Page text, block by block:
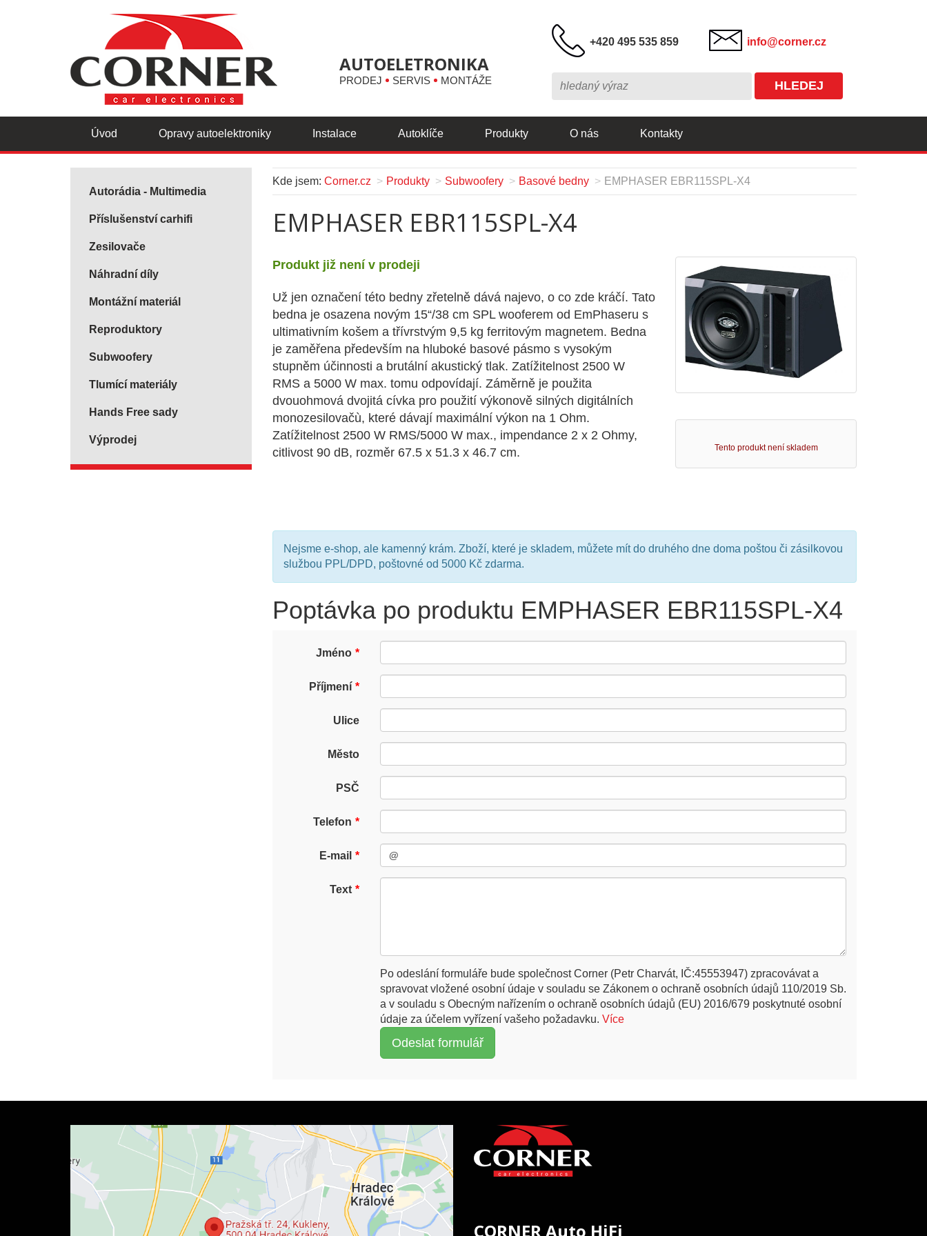
AUTOELETRONIKA
PRODEJ SERVIS MONTÁŽE
+420 495 535 859 info@corner.cz
HLEDEJ
Úvod Opravy autoelektroniky Instalace Autoklíče Produkty O nás Kontakty
Kde jsem: Corner.cz Produkty Subwoofery Basové bedny EMPHASER EBR115SPL-X4
EMPHASER EBR115SPL-X4
Produkt již není v prodeji
Už jen označení této bedny zřetelně dává najevo, o co zde kráčí. Tato
bedna je osazena novým 15“/38 cm SPL wooferem od EmPhaseru s
ultimativním košem a třívrstvým 9,5 kg ferritovým magnetem. Bedna
je zaměřena především na hluboké basové pásmo s vysokým
stupněm účinnosti a brutální akustický tlak. Zatížitelnost 2500 W
RMS a 5000 W max. tomu odpovídají. Záměrně je použita
dvouohmová dvojitá cívka pro použití výkonově silných digitálních
monozesilovačù, které dávají maximální výkon na 1 Ohm.
Zatížitelnost 2500 W RMS/5000 W max., impendance 2 x 2 Ohmy,
citlivost 90 dB, rozměr 67.5 x 51.3 x 46.7 cm.
Tento produkt není skladem
Nejsme e-shop, ale kamenný krám. Zboží, které je skladem, můžete mít do druhého dne doma poštou či zásilkovou
službou PPL/DPD, poštovné od 5000 Kč zdarma.
Poptávka po produktu EMPHASER EBR115SPL-X4
Jméno
Příjmení
Ulice
Město
PSČ
Telefon
E-mail
Text
Po odeslání formuláře bude společnost Corner (Petr Charvát, IČ:45553947) zpracovávat a
spravovat vložené osobní údaje v souladu se Zákonem o ochraně osobních údajů 110/2019 Sb.
a v souladu s Obecným nařízením o ochraně osobních údajů (EU) 2016/679 poskytnuté osobní
údaje za účelem vyřízení vašeho požadavku. Více
Autorádia - Multimedia
Příslušenství carhifi
Zesilovače
Náhradní díly
Montážní materiál
Reproduktory
Subwoofery
Tlumící materiály
Hands Free sady
Výprodej
CORNER Auto HiFi